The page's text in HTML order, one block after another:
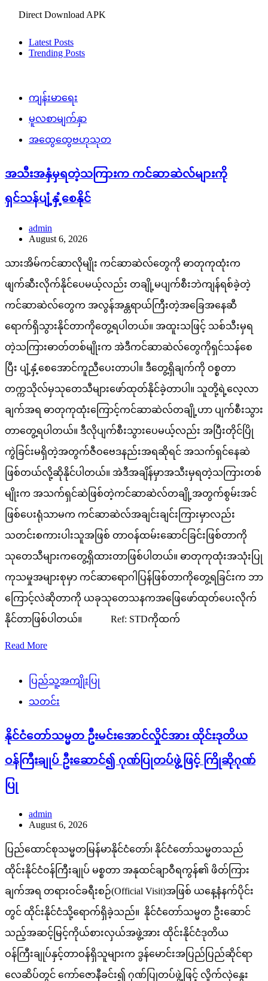
Direct Download APK
Latest Posts
Trending Posts
ကျန်းမာရေး
မူလစာမျက်နှာ
အထွေထွေဗဟုသုတ
အသီးအနှံမှရတဲ့သကြားက ကင်ဆာဆဲလ်များကို
ရှင်သန်ပျံ့နှံ့စေနိုင်
admin
August 6, 2026
သားအိမ်ကင်ဆာလိုမျိုး ကင်ဆာဆဲလ်တွေကို ဓာတုကုထုံးက
ဖျက်ဆီးလိုက်နိုင်ပေမယ့်လည်း တချို့မပျက်စီးဘဲကျန်ရစ်ခဲ့တဲ့
ကင်ဆာဆဲလ်တွေက အလွန်အန္တရာယ်ကြီးတဲ့အခြေအနေဆီ
ရောက်ရှိသွားနိုင်တာကိုတွေ့ရပါတယ်။ အထူးသဖြင့် သစ်သီးမှရ
တဲ့သကြားဓာတ်တစ်မျိုးက အဲဒီကင်ဆာဆဲလ်တွေကိုရှင်သန်စေ
ပြီး ပျံ့နှံ့စေအောင်ကူညီပေးတာပါ။ ဒီတွေ့ရှိချက်ကို ဝစ္စတာ
တက္ကသိုလ်မှသုတေသီများဖော်ထုတ်နိုင်ခဲ့တာပါ။ သူတို့ရဲ့လေ့လာ
ချက်အရ ဓာတုကုထုံးကြောင့်ကင်ဆာဆဲလ်တချို့ဟာ ပျက်စီးသွား
တာတွေ့ရပါတယ်။ ဒီလိုပျက်စီးသွားပေမယ့်လည်း အပြီးတိုင်ပြို
ကွဲခြင်းမရှိတဲ့အတွက်ဇီဝဗေဒနည်းအရဆိုရင် အသက်ရှင်နေဆဲ
ဖြစ်တယ်လို့ဆိုနိုင်ပါတယ်။ အဲဒီအချိန်မှာအသီးမှရတဲ့သကြားတစ်
မျိုးက အသက်ရှင်ဆဲဖြစ်တဲ့ကင်ဆာဆဲလ်တချို့အတွက်စွမ်းအင်
ဖြစ်ပေးရုံသာမက ကင်ဆာဆဲလ်အချင်းချင်းကြားမှာလည်း
သတင်းစကားပါးသူအဖြစ် တာဝန်ထမ်းဆောင်ခြင်းဖြစ်တာကို
သုတေသီများကတွေ့ရှိထားတာဖြစ်ပါတယ်။ ဓာတုကုထုံးအသုံးပြု
ကုသမှုအများစုမှာ ကင်ဆာရောဂါပြန်ဖြစ်တာကိုတွေ့ရခြင်းက ဘာ
ကြောင့်လဲဆိုတာကို ယခုသုတေသနကအဖြေဖော်ထုတ်ပေးလိုက်
နိုင်တာဖြစ်ပါတယ်။ Ref: STDကိုထက်
Read More
ပြည်သူ့အကျိုးပြု
သတင်း
နိုင်ငံတော်သမ္မတ ဦးမင်းအောင်လှိုင်အား ထိုင်းဒုတိယ
ဝန်ကြီးချုပ် ဦးဆောင်၍ ဂုဏ်ပြုတပ်ဖွဲ့ဖြင့် ကြိုဆိုဂုဏ်
ပြု
admin
August 6, 2026
ပြည်ထောင်စုသမ္မတမြန်မာနိုင်ငံတော်၊ နိုင်ငံတော်သမ္မတသည်
ထိုင်းနိုင်ငံဝန်ကြီးချုပ် မစ္စတာ အနုထင်ချာဝီရကွန်၏ ဖိတ်ကြား
ချက်အရ တရားဝင်ခရီးစဉ်(Official Visit)အဖြစ် ယနေ့နံနက်ပိုင်း
တွင် ထိုင်းနိုင်ငံသို့ရောက်ရှိခဲ့သည်။ နိုင်ငံတော်သမ္မတ ဦးဆောင်
သည့်အဆင့်မြင့်ကိုယ်စားလှယ်အဖွဲ့အား ထိုင်းနိုင်ငံဒုတိယ
ဝန်ကြီးချုပ်နှင့်တာဝန်ရှိသူများက ဒွန်မောင်းအပြည်ပြည်ဆိုင်ရာ
လေဆိပ်တွင် ကော်ဇောနီခင်း၍ ဂုဏ်ပြုတပ်ဖွဲ့ဖြင့် လှိုက်လှဲနွေး